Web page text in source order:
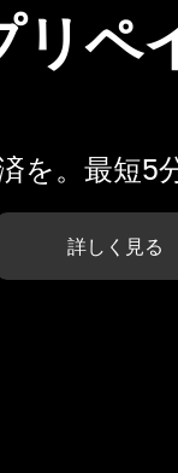
リペ
を。最短5
詳しく見る